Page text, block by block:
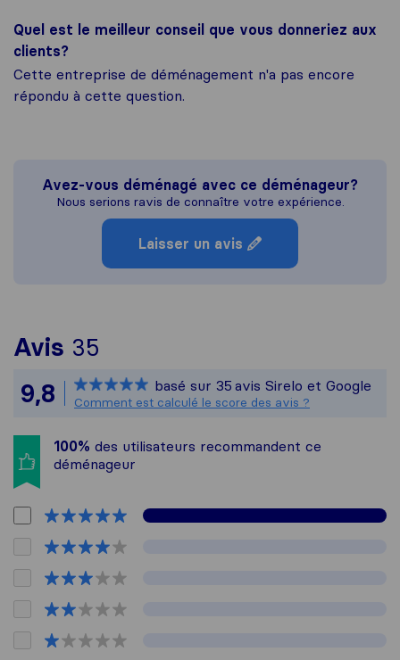
Quel est le meilleur conseil que vous donneriez aux
clients?
Cette entreprise de déménagement n'a pas encore
répondu à cette question.
Avez-vous déménagé avec ce déménageur?
Nous serions ravis de connaître votre expérience.
Laisser un avis
Avis 35
Sirelo n'est pas
Tous les avis recueillis
9,8 basé sur 35 avis Sirelo et Google
Comment est calculé le score des avis ?
100% des utilisateurs recommandent ce
déménageur